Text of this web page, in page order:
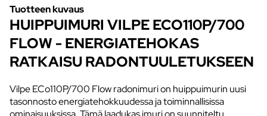
Tuotteen kuvaus
HUIPPUIMURI VILPE ECO110P/700
FLOW - ENERGIATEHOKAS
RATKAISU RADONTUULETUKSEEN
Vilpe ECo110P/700 Flow radonimuri on huippuimurin uusi
tasonnosto energiatehokkuudessa ja toiminnallisissa